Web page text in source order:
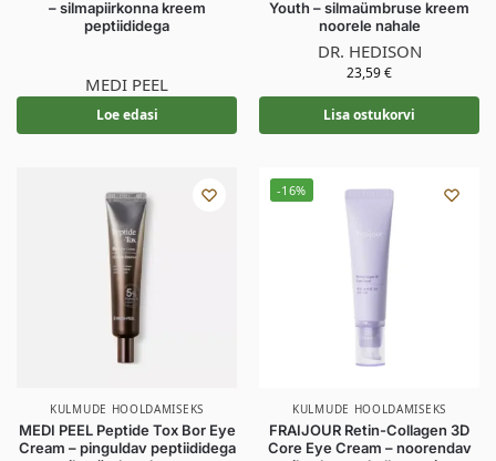
– silmapiirkonna kreem
peptiididega
MEDI PEEL
Loe edasi
Youth – silmaümbruse kreem
noorele nahale
DR. HEDISON
23,59€
Lisa ostukorvi
KULMUDE HOOLDAMISEKS
MEDI PEEL Peptide Tox Bor Eye
Cream – pinguldav peptiididega
-16%
KULMUDE HOOLDAMISEKS
FRAIJOUR Retin-Collagen 3D
Core Eye Cream – noorendav